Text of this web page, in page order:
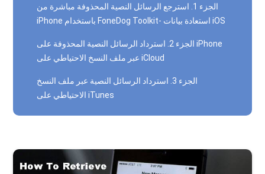
الجزء 1. استرجع الرسائل النصية المحذوفة مباشرة من
iPhone باستخدام FoneDog Toolkit- استعادة بيانات iOS
الجزء 2. استرداد الرسائل النصية المحذوفة على iPhone
عبر ملف النسخ الاحتياطي على iCloud
الجزء 3. استرداد الرسائل النصية عبر ملف النسخ
الاحتياطي على iTunes